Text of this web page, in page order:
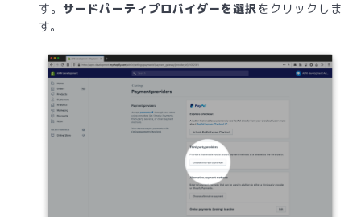
す。サードパーティプロバイダーを選択をクリックしま
す。